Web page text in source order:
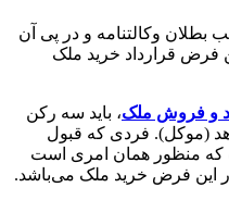
بطلان وکالتنامه و در پی آن
قرارداد خرید ملک
و فروش ملک، باید سه رکن
(موکل). فردی که قبول
که منظور همان امری است
این فرض خرید ملک می‌باشد.